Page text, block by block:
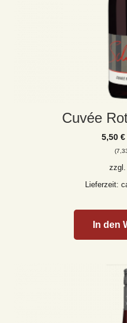
Cuvée
5,50 €
(
zzgl.
Lieferzeit:
In den